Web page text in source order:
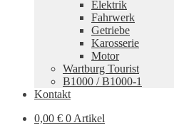
Elektrik
Fahrwerk
Getriebe
Karosserie
Motor
Wartburg Tourist
B1000 / B1000-1
Kontakt
0,00 € 0 Artikel